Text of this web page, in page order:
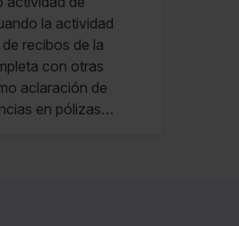
la actividad
recibos de la
con otras
aclaración de
en pólizas